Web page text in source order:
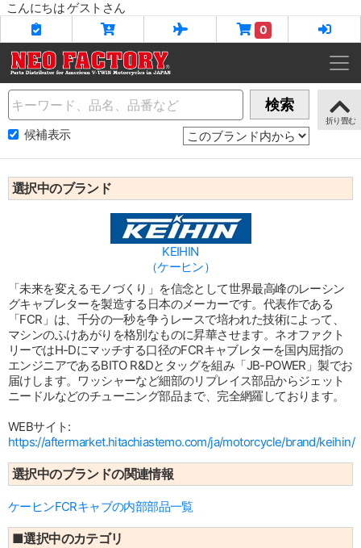
こんにちは ゲストさん
0
Name 検索
候補表示
選択中のブランド
KEIHIN
（ケーヒン）
「未来を変えるモノづくり」を信念として世界最高峰のレーシン
グキャブレターを製造する日本のメーカーです。代表作である
「FCR」は、千分の一秒を争うレースで培われた技術によって、
マシンのふけあがりを格別なものに昇華させます。ネオファクト
リーではH-Dにマッチする口径のFCRキャブレターを国内屈指の
エンジニアであるBITO R&Dとタッグを組み「JB-POWER」製でお
届けします。ワッシャーなど細部のリプレイス部品からジェット
ニードルなどのチューニング部品まで、完全網羅しております。
WEBサイト:
https://aftermarket.hitachiastemo.com/ja/motorcycle/brand/keihin/
選択中のブランドの関連情報
ケーヒンFCRキャブの内部部品一覧
■選択中のカテゴリ